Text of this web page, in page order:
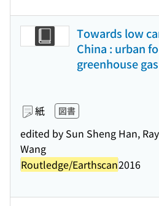
Towards low
China : urban
greenhouse
紙 図書
edited by Sun Sheng Han,
Wang
Routledge/Earthscan2016